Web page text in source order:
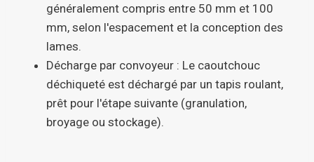
généralement compris entre 50 mm et 100
mm, selon l'espacement et la conception des
lames.
Décharge par convoyeur : Le caoutchouc
déchiqueté est déchargé par un tapis roulant,
prêt pour l'étape suivante (granulation,
broyage ou stockage).